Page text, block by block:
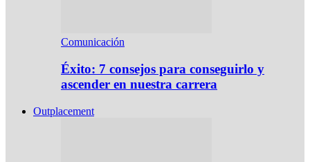
Comunicación
Éxito: 7 consejos para conseguirlo y
ascender en nuestra carrera
Outplacement